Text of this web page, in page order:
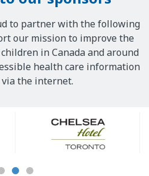
to partner with the following
our mission to improve the
in Canada and around
health care information
the internet.